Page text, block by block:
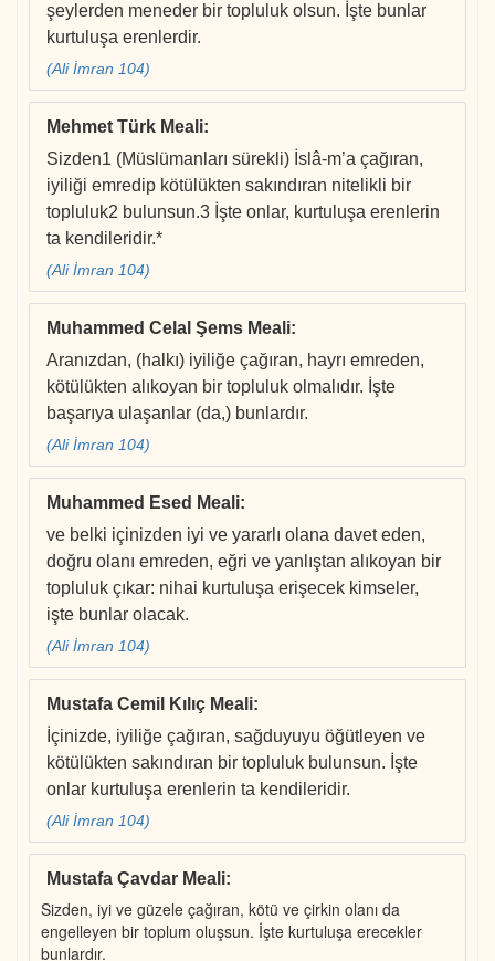
şeylerden meneder bir topluluk olsun. İşte bunlar
kurtuluşa erenlerdir.
(Ali İmran 104)
Mehmet Türk Meali:
Sizden1 (Müslümanları sürekli) İslâ-m’a çağıran,
iyiliği emredip kötülükten sakındıran nitelikli bir
topluluk2 bulunsun.3 İşte onlar, kurtuluşa erenlerin
ta kendileridir.*
(Ali İmran 104)
Muhammed Celal Şems Meali:
Aranızdan, (halkı) iyiliğe çağıran, hayrı emreden,
kötülükten alıkoyan bir topluluk olmalıdır. İşte
başarıya ulaşanlar (da,) bunlardır.
(Ali İmran 104)
Muhammed Esed Meali:
ve belki içinizden iyi ve yararlı olana davet eden,
doğru olanı emreden, eğri ve yanlıştan alıkoyan bir
topluluk çıkar: nihai kurtuluşa erişecek kimseler,
işte bunlar olacak.
(Ali İmran 104)
Mustafa Cemil Kılıç Meali:
İçinizde, iyiliğe çağıran, sağduyuyu öğütleyen ve
kötülükten sakındıran bir topluluk bulunsun. İşte
onlar kurtuluşa erenlerin ta kendileridir.
(Ali İmran 104)
Mustafa Çavdar Meali:
Sizden, iyi ve güzele çağıran, kötü ve çirkin olanı da
engelleyen bir toplum oluşsun. İşte kurtuluşa erecekler
bunlardır.